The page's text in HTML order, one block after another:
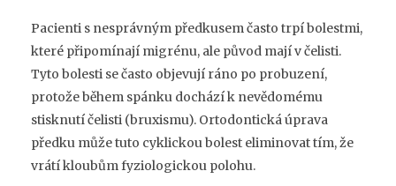
Pacienti s nesprávným předkusem často trpí bolestmi,
které připomínají migrénu, ale původ mají v čelisti.
Tyto bolesti se často objevují ráno po probuzení,
protože během spánku dochází k nevědomému
stisknutí čelisti (bruxismu). Ortodontická úprava
předku může tuto cyklickou bolest eliminovat tím, že
vrátí kloubům fyziologickou polohu.